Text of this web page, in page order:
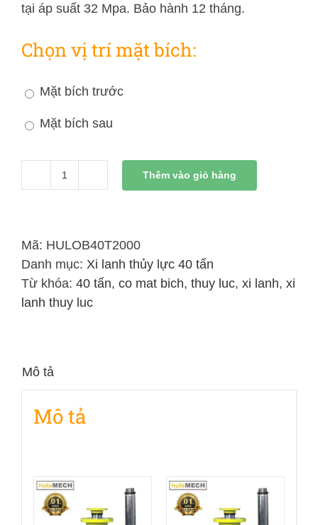
tại áp suất 32 Mpa. Bảo hành 12 tháng.
Chọn vị trí mặt bích:
Mặt bích trước
Mặt bích sau
Xi
Lực
40
Tấn
Hai
số
lượng
Thêm vào giỏ hàng
Mã: HULOB40T2000
Danh mục: Xi lanh thủy lực 40 tấn
Từ khóa: 40 tấn, co mat bich, thuy luc, xi lanh, xi
lanh thuy luc
Mô tả
Mô tả